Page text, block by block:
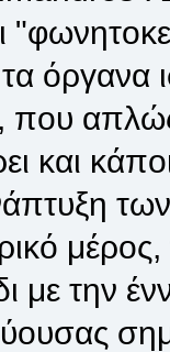
όργανα
που
και
μέρος,
με την